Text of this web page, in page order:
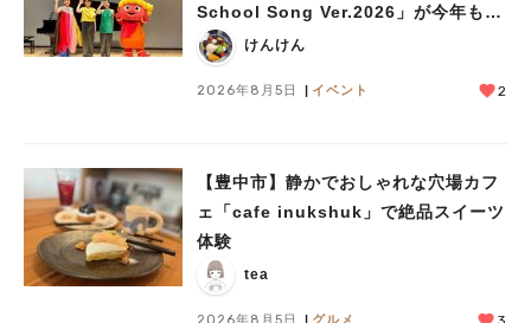
School Song Ver.2026」が今年も開
催！テーマは「学校」♪
けんけん
2026年8月5日 イベント 2
【豊中市】静かでおしゃれな穴場カフ
ェ「cafe inukshuk」で絶品スイーツ
体験
tea
2026年8月5日 グルメ